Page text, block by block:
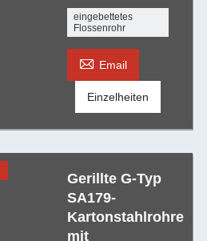
eingebettetes
Flossenrohr
 Email
Einzelheiten
Gerillte G-Typ
SA179-
Kartonstahlrohre
mit